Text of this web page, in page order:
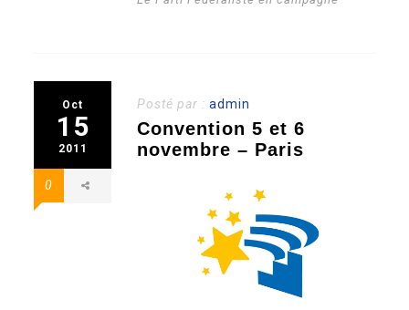
Oct
15
2011
0
Posté par :admin
Convention 5 et 6
novembre – Paris